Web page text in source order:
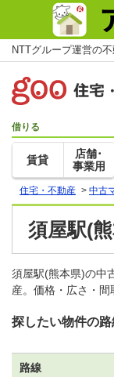
NTTグループ運営の
借りる
賃貸
店舗･
事業用
住宅・不動産 > 中古
須屋駅(
須屋駅(熊本県)の中
産。価格・広さ・
探したい物件の
路線